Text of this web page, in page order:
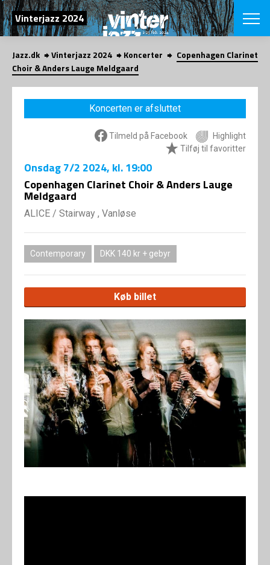
SØG
Vinterjazz 2024
English
VÆLG
VINTERJAZZ
Temaer
LOCATIONS
Venues &
Presse/
Om
Jazz.dk Vinterjazz 2024 Koncerter
Copenhagen Clarinet
Choir & Anders Lauge Meldgaard
Koncerten er afsluttet
Tilmeld på Facebook
Highlight
Tilføj til favoritter
Onsdag7/2 2024, kl. 19:00
Copenhagen Clarinet Choir & Anders Lauge
Meldgaard
ALICE / Stairway , Vanløse
Contemporary DKK 140 kr + gebyr
Køb billet